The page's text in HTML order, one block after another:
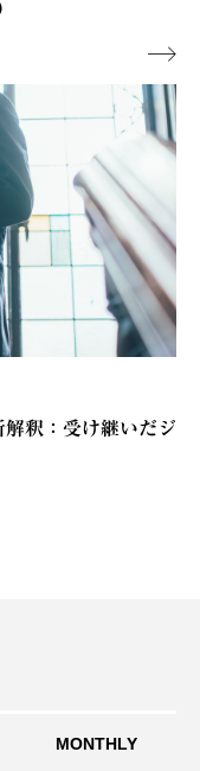
解釈：受け継いだジ

MONTHLY